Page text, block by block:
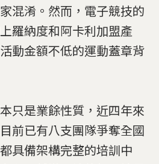
混淆。然而，電子競技的
羅納度和阿卡利加盟產
動金額不低的運動蓋章背
只是業餘性質，近四年來
前已有八支團隊爭奪全國
具備架構完整的培訓中